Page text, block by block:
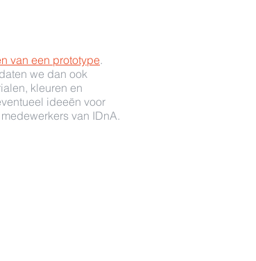
van een prototype.
we dan ook
kleuren en
ideeën voor
van IDnA.